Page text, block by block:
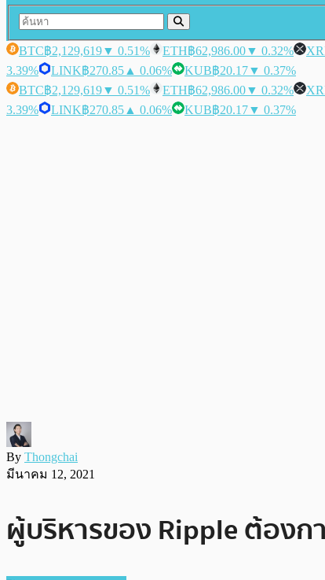
BTC฿2,129,619▼ 0.51% ETH฿62,986.00▼ 0.32%
3.39%
LINK฿270.85 ▲ 0.06% KUB฿20.17▼ 0.37%
BTC฿2,129,619▼ 0.51% ETH฿62,986.00▼ 0.32%
3.39%
LINK฿270.85 ▲ 0.06% KUB฿20.17▼ 0.37%
By Thongchai
มีนาคม 12, 2021
ผู้บริหารของ Ripple ต้องก